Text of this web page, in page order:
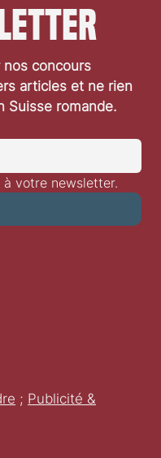
nos concours
articles et ne rien
Suisse romande.
à votre newsletter.
; Publicité &